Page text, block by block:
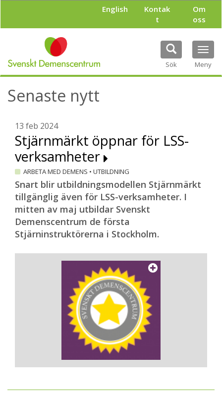
l
English
Kontak
t
Om
oss
Sök Meny
Senaste nytt
13 feb 2024
Stjärnmärkt öppnar för LSS-
verksamheter
ARBETA MED DEMENS • UTBILDNING
Snart blir utbildningsmodellen Stjärnmärkt
tillgänglig även för LSS-verksamheter. I
mitten av maj utbildar Svenskt
Demenscentrum de första
Stjärninstruktörerna i Stockholm.